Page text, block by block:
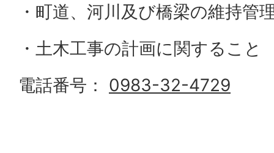
・町道、河川及び橋梁の維持管
・土木工事の計画に関すること
電話番号： 0983-32-4729